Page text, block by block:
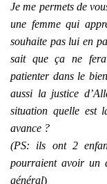
Je me permets de
une femme qui
souhaite pas lui en
sait que ça ne
patienter dans le
aussi la justice
situation quelle est
avance ?
(PS: ils ont 2
pourraient avoir un
général)